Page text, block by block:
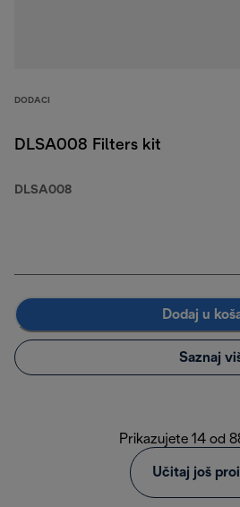
DODACI
DLSA008 Filters kit
DLSA008
Dodaj u
Saznaj
Prikazujete 14 od
Učitaj još